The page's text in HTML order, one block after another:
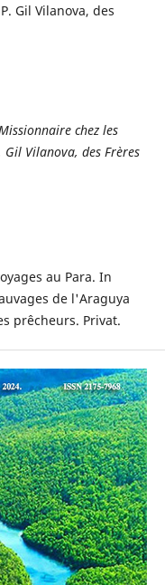
Gil Vilanova, des
chez les
Vilanova, des Frères
au Para. In
de l'Araguya
prêcheurs. Privat.